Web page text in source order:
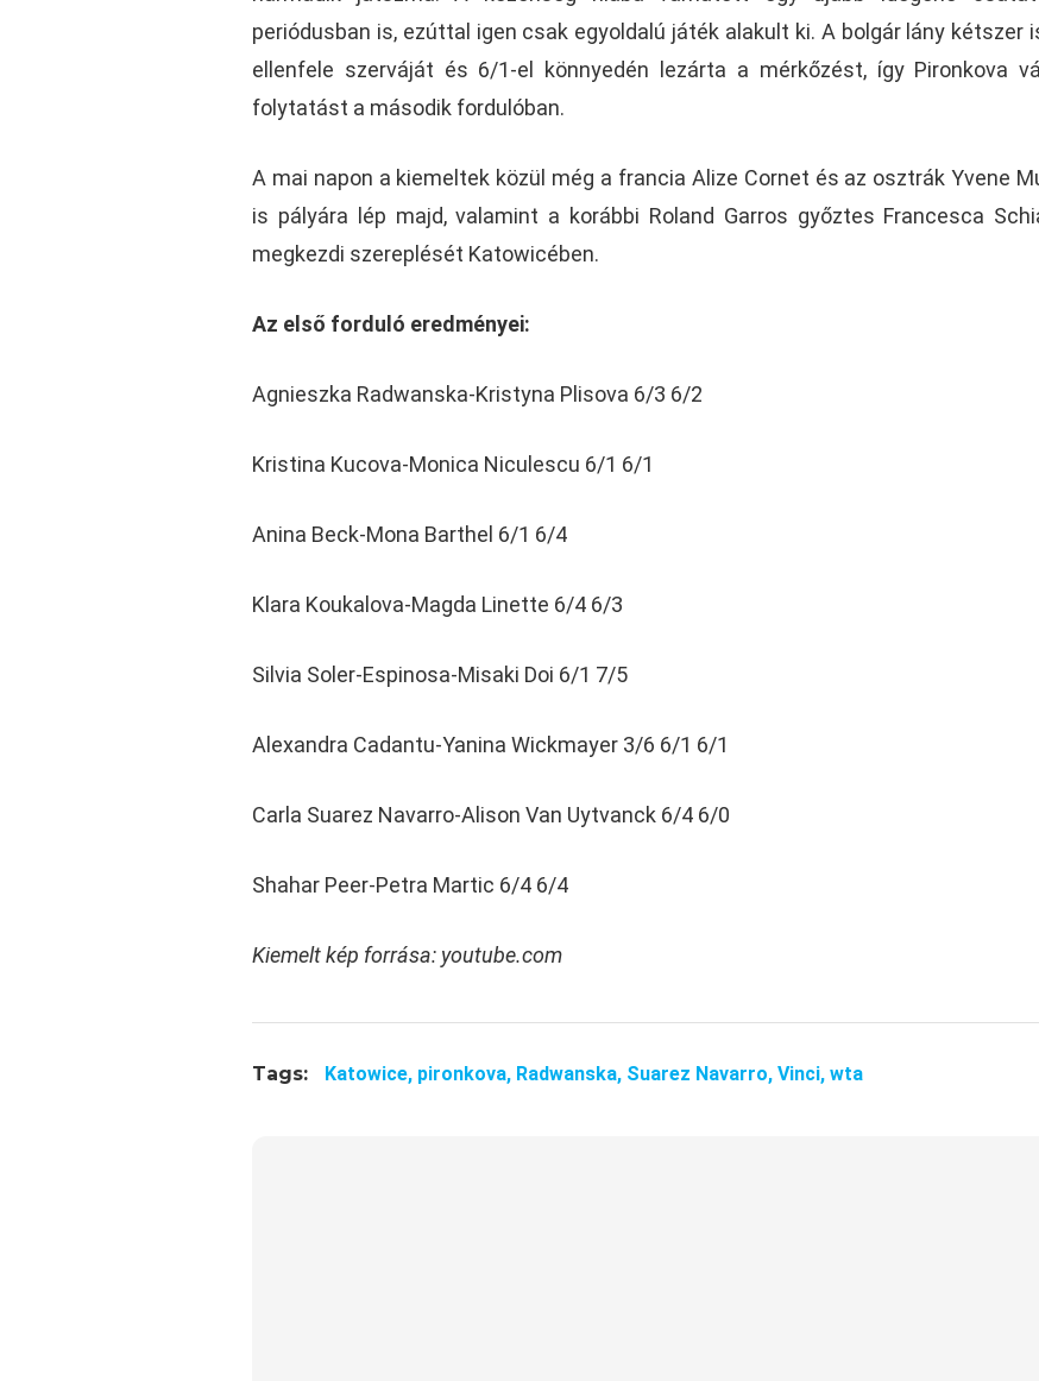
periódusban is, ezúttal igen csak egyoldalú játék alakult ki. A bolgár lány kétszer
ellenfele szerváját és 6/1-el könnyedén lezárta a mérkőzést, így Pironkova
folytatást a második fordulóban.
A mai napon a kiemeltek közül még a francia Alize Cornet és az osztrák Yvene
is pályára lép majd, valamint a korábbi Roland Garros győztes Francesca
megkezdi szereplését Katowicében.
Az első forduló eredményei:
Agnieszka Radwanska-Kristyna Plisova 6/3 6/2
Kristina Kucova-Monica Niculescu 6/1 6/1
Anina Beck-Mona Barthel 6/1 6/4
Klara Koukalova-Magda Linette 6/4 6/3
Silvia Soler-Espinosa-Misaki Doi 6/1 7/5
Alexandra Cadantu-Yanina Wickmayer 3/6 6/1 6/1
Carla Suarez Navarro-Alison Van Uytvanck 6/4 6/0
Shahar Peer-Petra Martic 6/4 6/4
Kiemelt kép forrása: youtube.com
Tags: Katowice, pironkova, Radwanska, Suarez Navarro, Vinci, wta